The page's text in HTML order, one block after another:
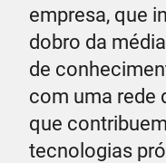
empresa, que
dobro da
de
com uma rede
que
tecnologias